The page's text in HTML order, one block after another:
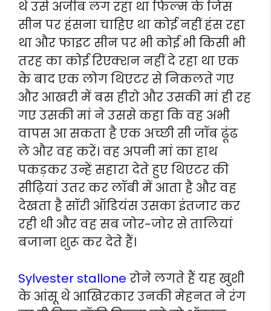
थे उसे अजीब लग रहा था फिल्म के जिस
सीन पर हंसना चाहिए था कोई नहीं हंस रहा
था और फाइट सीन पर भी कोई भी किसी भी
तरह का कोई रिएक्शन नहीं दे रहा था एक
के बाद एक लोग थिएटर से निकलते गए
और आखरी में बस हीरो और उसकी मां ही रह
गए उसकी मां ने उससे कहा कि वह अभी
वापस आ सकता है एक अच्छी सी जॉब ढूंढ
ले और वह करें। वह अपनी मां का हाथ
पकड़कर उन्हें सहारा देते हुए थिएटर की
सीढ़ियां उतर कर लॉबी में आता है और वह
देखता है सॉरी ऑडियंस उसका इंतजार कर
रही थी और वह सब जोर-जोर से तालियां
बजाना शुरू कर देते हैं।
Sylvester stallone रोने लगते हैं यह खुशी
के आंसू थे आखिरकार उनकी मेहनत ने रंग